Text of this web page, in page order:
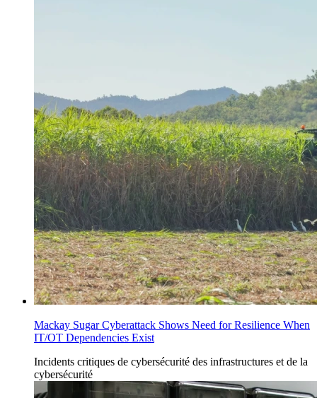
Mackay Sugar Cyberattack Shows Need for Resilience When
IT/OT Dependencies Exist
Incidents critiques de cybersécurité des infrastructures et de la
cybersécurité